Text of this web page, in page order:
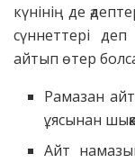
күнінің де
сүннеттері
айтып өтер
Рамазан
ұясынан
Айт